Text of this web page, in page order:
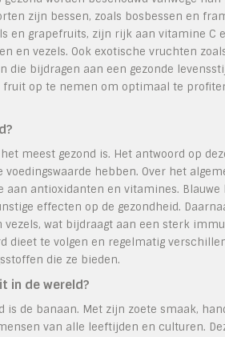
zijn bessen, zoals bosbessen en
en grapefruits, zijn rijk aan vitamine C
en vezels. Ook exotische vruchten
die bijdragen aan een gezonde
op te nemen om optimaal te
meest gezond is. Het antwoord op
hebben. Over het
aan antioxidanten en vitamines.
effecten op de gezondheid.
wat bijdraagt aan een sterk
dieet te volgen en regelmatig
die ze bieden.
in de wereld?
is de banaan. Met zijn zoete smaak,
van alle leeftijden en culturen.